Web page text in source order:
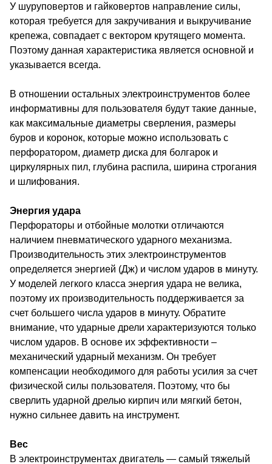
У шуруповертов и гайковертов направление силы,
которая требуется для закручивания и выкручивание
крепежа, совпадает с вектором крутящего момента.
Поэтому данная характеристика является основной и
указывается всегда.
В отношении остальных электроинструментов более
информативны для пользователя будут такие данные,
как максимальные диаметры сверления, размеры
буров и коронок, которые можно использовать с
перфоратором, диаметр диска для болгарок и
циркулярных пил, глубина распила, ширина строгания
и шлифования.
Энергия удара
Перфораторы и отбойные молотки отличаются
наличием пневматического ударного механизма.
Производительность этих электроинструментов
определяется энергией (Дж) и числом ударов в минуту.
У моделей легкого класса энергия удара не велика,
поэтому их производительность поддерживается за
счет большего числа ударов в минуту. Обратите
внимание, что ударные дрели характеризуются только
числом ударов. В основе их эффективности –
механический ударный механизм. Он требует
компенсации необходимого для работы усилия за счет
физической силы пользователя. Поэтому, что бы
сверлить ударной дрелью кирпич или мягкий бетон,
нужно сильнее давить на инструмент.
Вес
В электроинструментах двигатель — самый тяжелый